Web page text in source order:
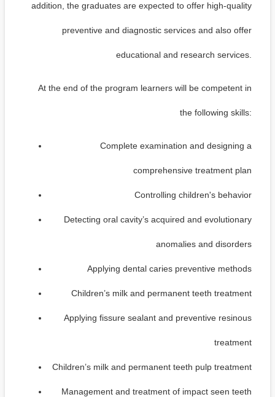
addition, the graduates are expected to offer high-quality
preventive and diagnostic services and also offer
educational and research services.
At the end of the program learners will be competent in
the following skills:
Complete examination and designing a
comprehensive treatment plan
Controlling children's behavior
Detecting oral cavity’s acquired and evolutionary
anomalies and disorders
Applying dental caries preventive methods
Children’s milk and permanent teeth treatment
Applying fissure sealant and preventive resinous
treatment
Children’s milk and permanent teeth pulp treatment
Management and treatment of impact seen teeth